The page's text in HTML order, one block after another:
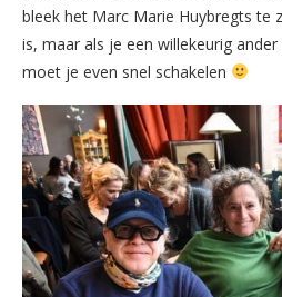
bleek het Marc Marie Huybregts te
is, maar als je een willekeurig
moet je even snel schakelen